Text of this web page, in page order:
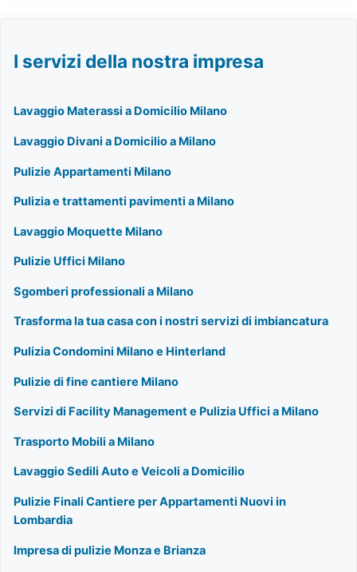
I servizi della nostra impresa
Lavaggio Materassi a Domicilio Milano
Lavaggio Divani a Domicilio a Milano
Pulizie Appartamenti Milano
Pulizia e trattamenti pavimenti a Milano
Lavaggio Moquette Milano
Pulizie Uffici Milano
Sgomberi professionali a Milano
Trasforma la tua casa con i nostri servizi di imbiancatura
Pulizia Condomini Milano e Hinterland
Pulizie di fine cantiere Milano
Servizi di Facility Management e Pulizia Uffici a Milano
Trasporto Mobili a Milano
Lavaggio Sedili Auto e Veicoli a Domicilio
Pulizie Finali Cantiere per Appartamenti Nuovi in
Lombardia
Impresa di pulizie Monza e Brianza